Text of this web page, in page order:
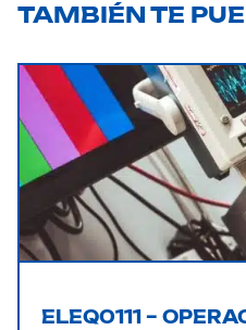
TAMBIÉN TE
ELEQ0111 –